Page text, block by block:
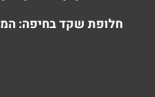
חלופת שקד בחיפה: